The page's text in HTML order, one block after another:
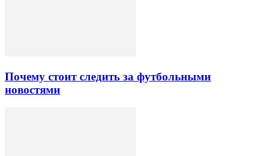
Почему стоит следить за футбольными
новостями